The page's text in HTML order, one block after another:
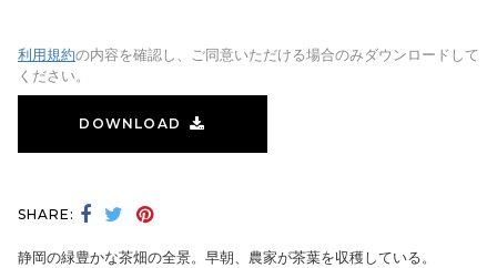
利用規約の内容を確認し、ご同意いただける場合のみダウンロードして
ください。
DOWNLOAD
SHARE:
静岡の緑豊かな茶畑の全景。早朝、農家が茶葉を収穫している。